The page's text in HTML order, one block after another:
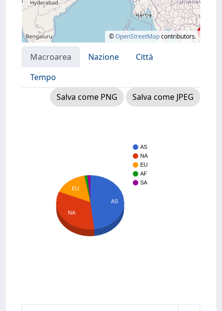
©OpenStreetMapcontributors.
Macroarea Nazione
Città
Tempo
Salva come PNG
Salva come JPEG
AS
NA
EU
AF
SA
AS
EU
NA